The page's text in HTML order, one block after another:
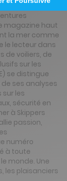
pour les
magazine haut
la mer comme
le lecteur dans
de voiliers, de
sur les
se distingue
ses analyses
les
sécurité en
à Skippers
passion,
numéro
à toute
monde. Une
les plaisanciers